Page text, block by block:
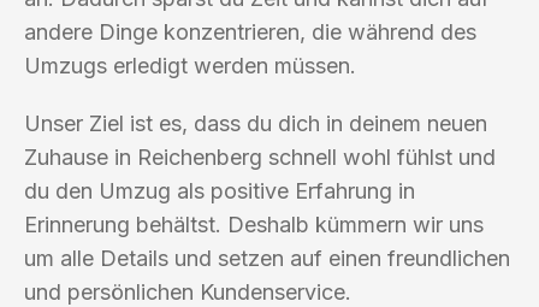
andere Dinge konzentrieren, die während des
Umzugs erledigt werden müssen.
Unser Ziel ist es, dass du dich in deinem neuen
Zuhause in Reichenberg schnell wohl fühlst und
du den Umzug als positive Erfahrung in
Erinnerung behältst. Deshalb kümmern wir uns
um alle Details und setzen auf einen freundlichen
und persönlichen Kundenservice.